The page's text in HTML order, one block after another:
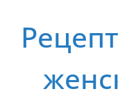
содержимому